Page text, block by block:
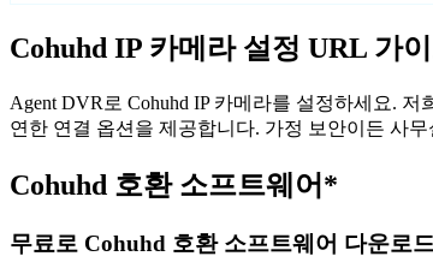
Cohuhd IP 카메라 설정 URL 가
Agent DVR로 Cohuhd IP 카메라를 설정하세요.
연한 연결 옵션을 제공합니다. 가정 보안이든 사
Cohuhd 호환 소프트웨어*
무료로 Cohuhd 호환 소프트웨어 다운로드